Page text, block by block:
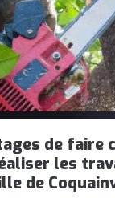
de faire
les
de